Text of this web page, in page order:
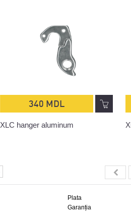
340 MDL
XLC hanger aluminum
Plata
Garanția